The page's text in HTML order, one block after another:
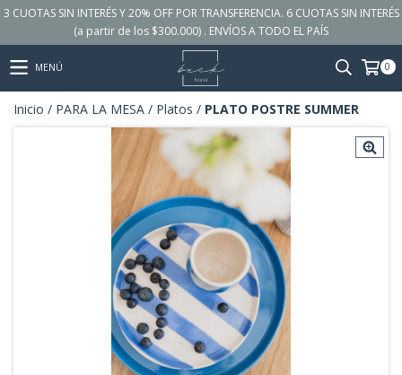
3 CUOTAS SIN INTERÉS Y 20% OFF POR TRANSFERENCIA. 6 CUOTAS SIN INTERÉS
(a partir de los $300.000) . ENVÍOS A TODO EL PAÍS
MENÚ 0
Inicio / PARA LA MESA / Platos / PLATO POSTRE SUMMER